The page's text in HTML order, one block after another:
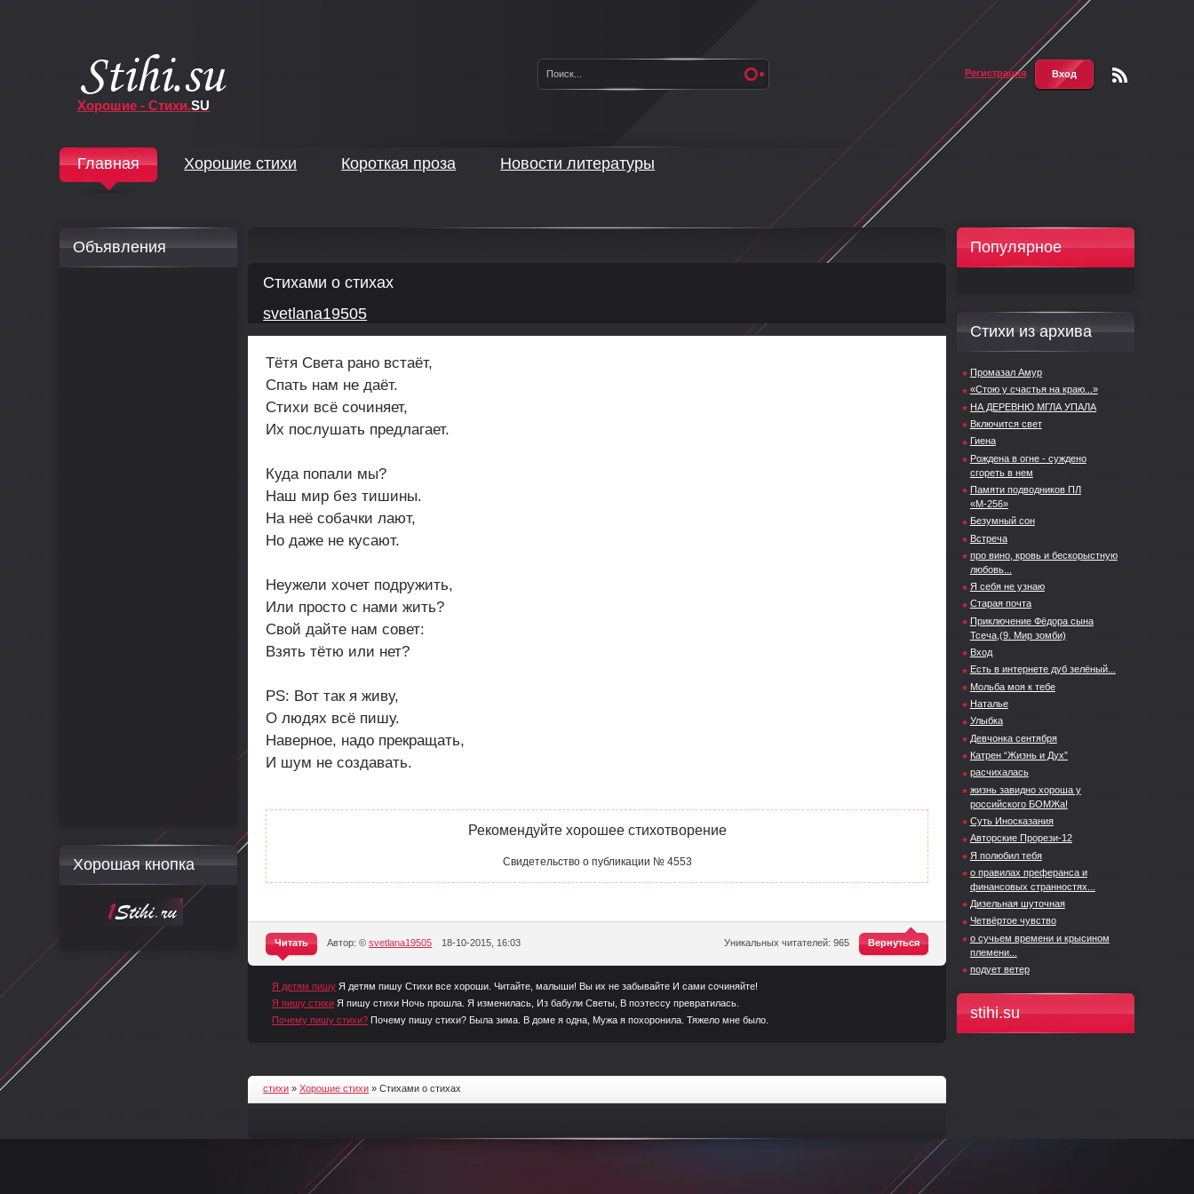
Хорошие - Стихи.SU
Регистрация Вход
Главная Хорошие стихи Короткая проза Новости литературы
Стихами о стихах
svetlana19505
Тётя Света рано встаёт,
Спать нам не даёт.
Стихи всё сочиняет,
Их послушать предлагает.
Куда попали мы?
Наш мир без тишины.
На неё собачки лают,
Но даже не кусают.
Неужели хочет подружить,
Или просто с нами жить?
Свой дайте нам совет:
Взять тётю или нет?
PS: Вот так я живу,
О людях всё пишу.
Наверное, надо прекращать,
И шум не создавать.
Рекомендуйте хорошее стихотворение
Свидетельство о публикации № 4553
Вернуться
Уникальных читателей: 965
Читать
^
Автор: ©svetlana19505 18-10-2015, 16:03
Я детям пишу Я детям пишу Стихи все хороши. Читайте, малыши! Вы их не забывайте И сами сочиняйте!
Я пишу стихи Я пишу стихи Ночь прошла. Я изменилась, Из бабули Светы, В поэтессу превратилась.
Почему пишу стихи? Почему пишу стихи? Была зима. В доме я одна, Мужа я похоронила. Тяжело мне было.
стихи »Хорошие стихи » Стихами о стихах
Популярное
Стихи из архива
Промазал Амур
«Стою у счастья на краю...»
НА ДЕРЕВНЮ МГЛА УПАЛА
Включится свет
Гиена
Рождена в огне - суждено
сгореть в нем
Памяти подводников ПЛ
«М-256»
Безумный сон
Встреча
про вино, кровь и бескорыстную
любовь...
Я себя не узнаю
Старая почта
Приключение Фёдора сына
Тсеча,(9. Мир зомби)
Вход
Есть в интернете дуб зелёный...
Мольба моя к тебе
Наталье
Улыбка
Девчонка сентября
Катрен “Жизнь и Дух”
расчихалась
жизнь завидно хороша у
российского БОМЖа!
Суть Иносказания
Авторские Прорези-12
Я полюбил тебя
о правилах преферанса и
финансовых странностях...
Дизельная шуточная
Четвёртое чувство
о сучьем времени и крысином
племени...
подует ветер
stihi.su
Объявления
Хорошая кнопка